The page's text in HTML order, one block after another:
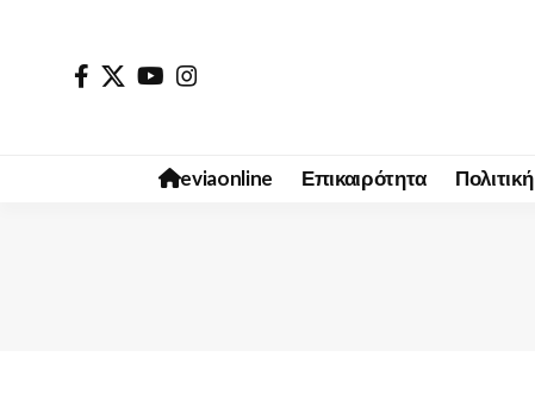
eviaonline Επικαιρότητα Πολιτική